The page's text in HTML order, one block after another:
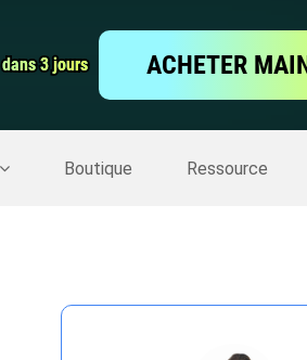
3 jours
3 jours ACHETER
Boutique Ressource
d'écran
Sauvegarde IPhone>>Plus